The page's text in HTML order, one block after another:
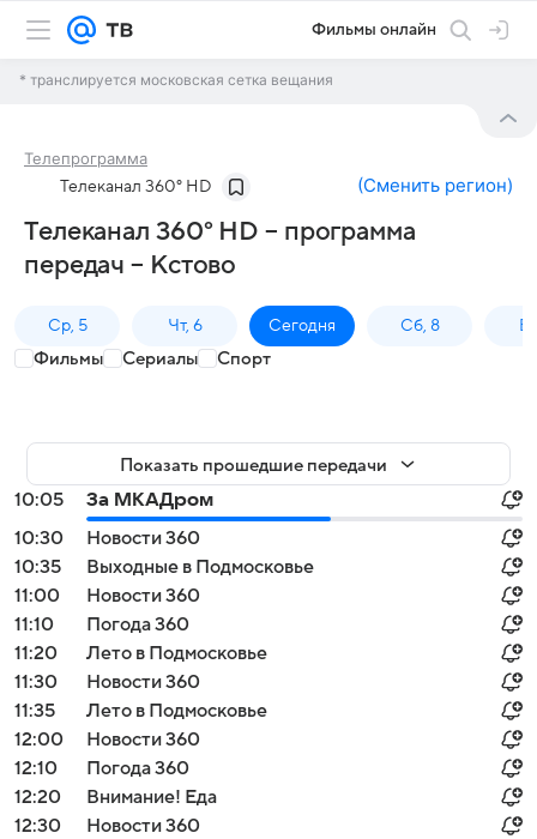
Фильмы онлайн
* транслируется московская сетка вещания
Телепрограмма
Телеканал 360° HD (Сменить регион)
Телеканал 360° HD – программа
передач – Кстово
Ср, 5 Чт, 6 Сегодня Сб, 8
Фильмы Сериалы Спорт
Показать прошедшие передачи
10:05
За МКАДром
10:30
Новости 360
10:35
Выходные в Подмосковье
11:00
Новости 360
11:10
Погода 360
11:20
Лето в Подмосковье
11:30
Новости 360
11:35
Лето в Подмосковье
12:00
Новости 360
12:10
Погода 360
12:20
Внимание! Еда
12:30
Новости 360